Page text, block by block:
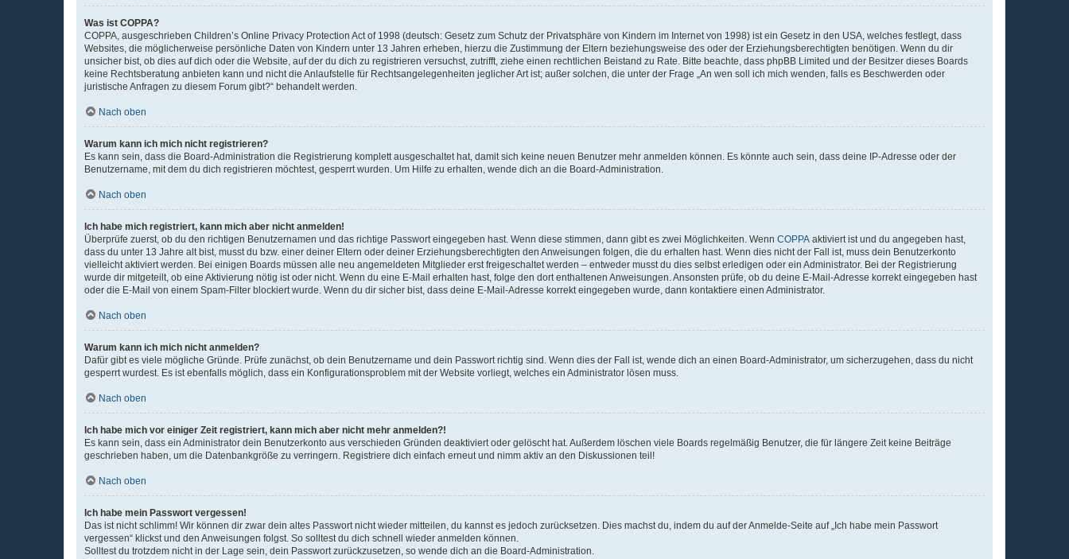
o
Was ist COPPA?
COPPA, ausgeschrieben Children’s Online Privacy Protection Act of 1998 (deutsch: Gesetz zum Schutz der Privatsphäre von Kindern im Internet von 1998) ist ein Gesetz in den USA, welches festlegt, dass
Websites, die möglicherweise persönliche Daten von Kindern unter 13 Jahren erheben, hierzu die Zustimmung der Eltern beziehungsweise des oder der Erziehungsberechtigten benötigen. Wenn du dir
unsicher bist, ob dies auf dich oder die Website, auf der du dich zu registrieren versuchst, zutrifft, ziehe einen rechtlichen Beistand zu Rate. Bitte beachte, dass phpBB Limited und der Besitzer dieses Boards
keine Rechtsberatung anbieten kann und nicht die Anlaufstelle für Rechtsangelegenheiten jeglicher Art ist; außer solchen, die unter der Frage „An wen soll ich mich wenden, falls es Beschwerden oder
juristische Anfragen zu diesem Forum gibt?“ behandelt werden.
Nach oben
Warum kann ich mich nicht registrieren?
Es kann sein, dass die Board-Administration die Registrierung komplett ausgeschaltet hat, damit sich keine neuen Benutzer mehr anmelden können. Es könnte auch sein, dass deine IP-Adresse oder der
Benutzername, mit dem du dich registrieren möchtest, gesperrt wurden. Um Hilfe zu erhalten, wende dich an die Board-Administration.
Nach oben
Ich habe mich registriert, kann mich aber nicht anmelden!
Überprüfe zuerst, ob du den richtigen Benutzernamen und das richtige Passwort eingegeben hast. Wenn diese stimmen, dann gibt es zwei Möglichkeiten. Wenn COPPA aktiviert ist und du angegeben hast,
dass du unter 13 Jahre alt bist, musst du bzw. einer deiner Eltern oder deiner Erziehungsberechtigten den Anweisungen folgen, die du erhalten hast. Wenn dies nicht der Fall ist, muss dein Benutzerkonto
vielleicht aktiviert werden. Bei einigen Boards müssen alle neu angemeldeten Mitglieder erst freigeschaltet werden – entweder musst du dies selbst erledigen oder ein Administrator. Bei der Registrierung
wurde dir mitgeteilt, ob eine Aktivierung nötig ist oder nicht. Wenn du eine E-Mail erhalten hast, folge den dort enthaltenen Anweisungen. Ansonsten prüfe, ob du deine E-Mail-Adresse korrekt eingegeben hast
oder die E-Mail von einem Spam-Filter blockiert wurde. Wenn du dir sicher bist, dass deine E-Mail-Adresse korrekt eingegeben wurde, dann kontaktiere einen Administrator.
Nach oben
Warum kann ich mich nicht anmelden?
Dafür gibt es viele mögliche Gründe. Prüfe zunächst, ob dein Benutzername und dein Passwort richtig sind. Wenn dies der Fall ist, wende dich an einen Board-Administrator, um sicherzugehen, dass du nicht
gesperrt wurdest. Es ist ebenfalls möglich, dass ein Konfigurationsproblem mit der Website vorliegt, welches ein Administrator lösen muss.
Nach oben
Ich habe mich vor einiger Zeit registriert, kann mich aber nicht mehr anmelden?!
Es kann sein, dass ein Administrator dein Benutzerkonto aus verschieden Gründen deaktiviert oder gelöscht hat. Außerdem löschen viele Boards regelmäßig Benutzer, die für längere Zeit keine Beiträge
geschrieben haben, um die Datenbankgröße zu verringern. Registriere dich einfach erneut und nimm aktiv an den Diskussionen teil!
Nach oben
Ich habe mein Passwort vergessen!
Das ist nicht schlimm! Wir können dir zwar dein altes Passwort nicht wieder mitteilen, du kannst es jedoch zurücksetzen. Dies machst du, indem du auf der Anmelde-Seite auf „Ich habe mein Passwort
vergessen“ klickst und den Anweisungen folgst. So solltest du dich schnell wieder anmelden können.
Solltest du trotzdem nicht in der Lage sein, dein Passwort zurückzusetzen, so wende dich an die Board-Administration.